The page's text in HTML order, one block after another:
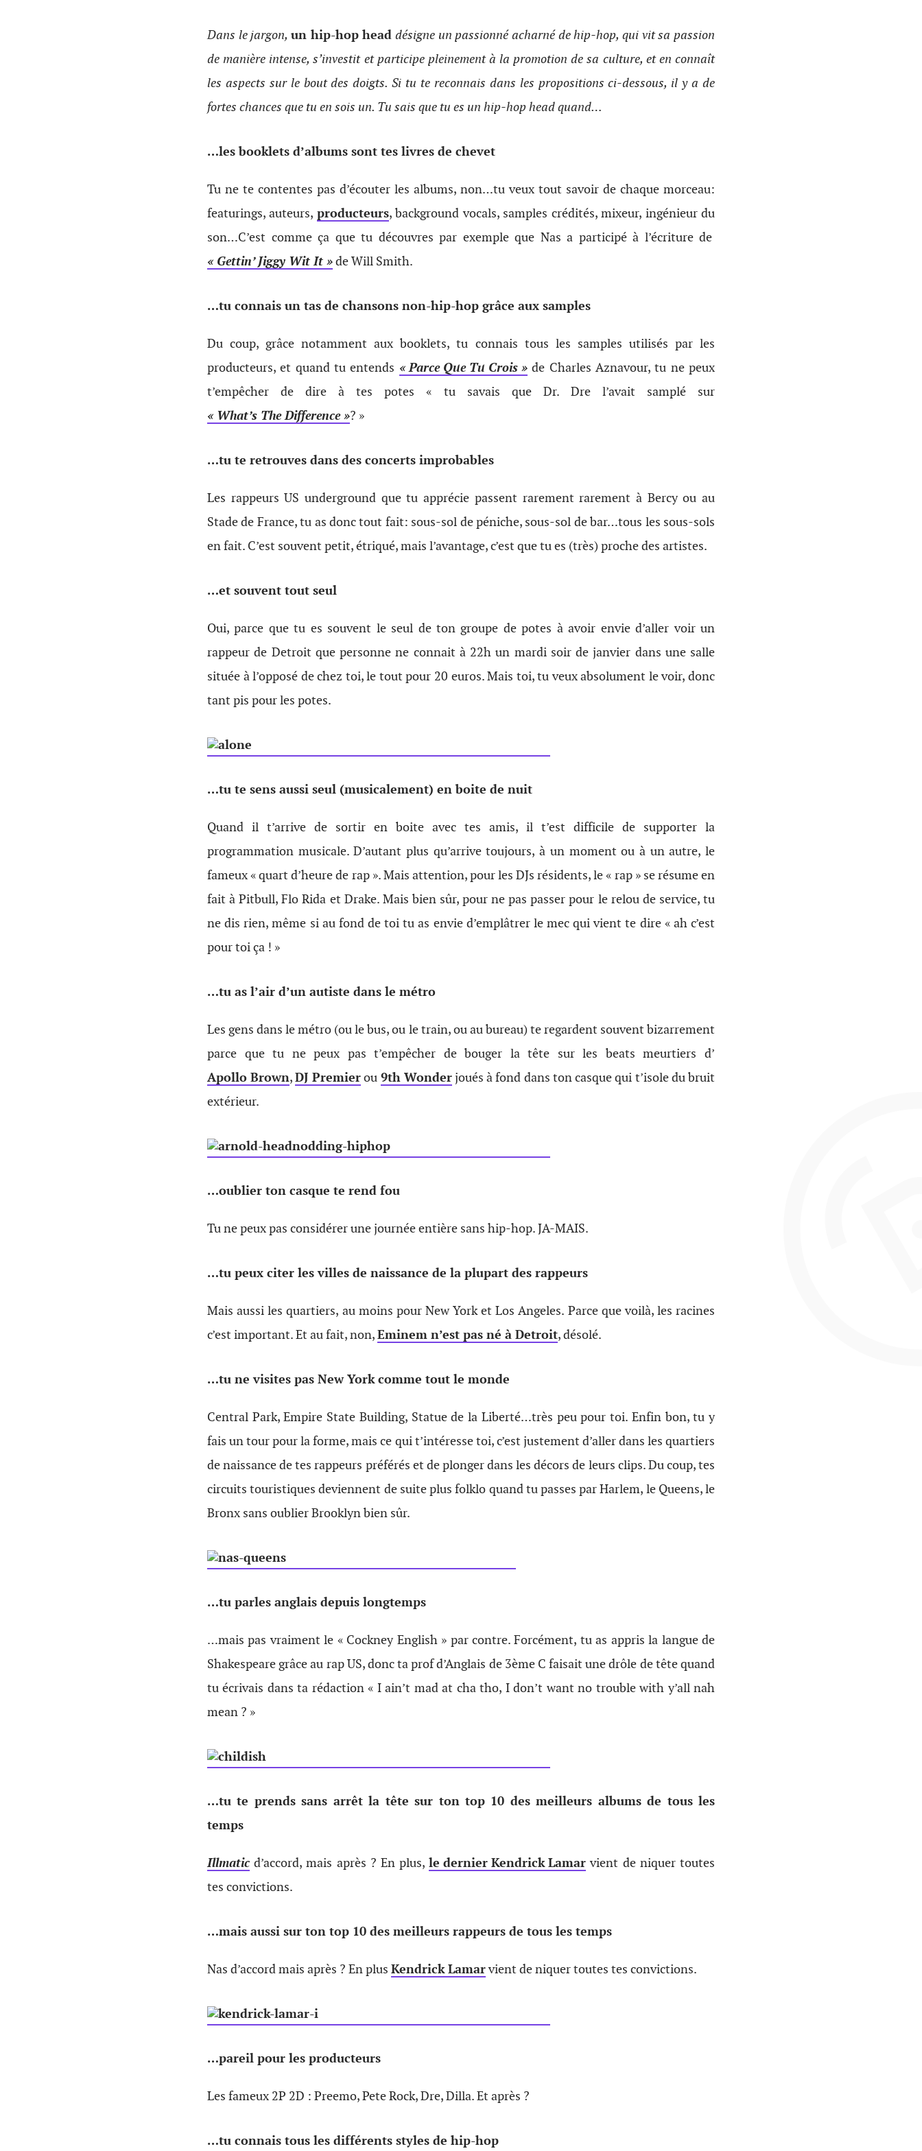
Dans le jargon, un hip-hop head désigne un passionné acharné de hip-hop, qui vit sa passion
de manière intense, s’investit et participe pleinement à la promotion de sa culture, et en connaît
les aspects sur le bout des doigts. Si tu te reconnais dans les propositions ci-dessous, il y a de
fortes chances que tu en sois un. Tu sais que tu es un hip-hop head quand…
…les booklets d’albums sont tes livres de chevet
Tu ne te contentes pas d’écouter les albums, non…tu veux tout savoir de chaque morceau:
featurings, auteurs, producteurs, background vocals, samples crédités, mixeur, ingénieur du
son…C’est comme ça que tu découvres par exemple que Nas a participé à l’écriture de
« Gettin’ Jiggy Wit It »de Will Smith.
…tu connais un tas de chansons non-hip-hop grâce aux samples
Du coup, grâce notamment aux booklets, tu connais tous les samples utilisés par les
producteurs, et quand tu entends « Parce Que Tu Crois »de Charles Aznavour, tu ne peux
t’empêcher de dire à tes potes « tu savais que Dr. Dre l’avait samplé sur
« What’s The Difference »? »
…tu te retrouves dans des concerts improbables
Les rappeurs US underground que tu apprécie passent rarement rarement à Bercy ou au
Stade de France, tu as donc tout fait: sous-sol de péniche, sous-sol de bar…tous les sous-sols
en fait. C’est souvent petit, étriqué, mais l’avantage, c’est que tu es (très) proche des artistes.
…et souvent tout seul
Oui, parce que tu es souvent le seul de ton groupe de potes à avoir envie d’aller voir un
rappeur de Detroit que personne ne connait à 22h un mardi soir de janvier dans une salle
située à l’opposé de chez toi, le tout pour 20 euros. Mais toi, tu veux absolument le voir, donc
tant pis pour les potes.
…tu te sens aussi seul (musicalement) en boite de nuit
Quand il t’arrive de sortir en boite avec tes amis, il t’est difficile de supporter la
programmation musicale. D’autant plus qu’arrive toujours, à un moment ou à un autre, le
fameux « quart d’heure de rap ». Mais attention, pour les DJs résidents, le « rap » se résume en
fait à Pitbull, Flo Rida et Drake. Mais bien sûr, pour ne pas passer pour le relou de service, tu
ne dis rien, même si au fond de toi tu as envie d’emplâtrer le mec qui vient te dire « ah c’est
pour toi ça ! »
…tu as l’air d’un autiste dans le métro
Les gens dans le métro (ou le bus, ou le train, ou au bureau) te regardent souvent bizarrement
parce que tu ne peux pas t’empêcher de bouger la tête sur les beats meurtiers d’
Apollo Brown,DJ Premierou 9th Wonderjoués à fond dans ton casque qui t’isole du bruit
extérieur.
…oublier ton casque te rend fou
Tu ne peux pas considérer une journée entière sans hip-hop. JA-MAIS.
…tu peux citer les villes de naissance de la plupart des rappeurs
Mais aussi les quartiers, au moins pour New York et Los Angeles. Parce que voilà, les racines
c’est important. Et au fait, non,Eminem n’est pas né à Detroit, désolé.
…tu ne visites pas New York comme tout le monde
Central Park, Empire State Building, Statue de la Liberté…très peu pour toi. Enfin bon, tu y
fais un tour pour la forme, mais ce qui t’intéresse toi, c’est justement d’aller dans les quartiers
de naissance de tes rappeurs préférés et de plonger dans les décors de leurs clips. Du coup, tes
circuits touristiques deviennent de suite plus folklo quand tu passes par Harlem, le Queens, le
Bronx sans oublier Brooklyn bien sûr.
…tu parles anglais depuis longtemps
…mais pas vraiment le « Cockney English » par contre. Forcément, tu as appris la langue de
Shakespeare grâce au rap US, donc ta prof d’Anglais de 3ème C faisait une drôle de tête quand
tu écrivais dans ta rédaction « I ain’t mad at cha tho, I don’t want no trouble with y’all nah
mean ? »
…tu te prends sans arrêt la tête sur ton top 10 des meilleurs albums de tous les
temps
Illmatic d’accord, mais après ? En plus,le dernier Kendrick Lamar vient de niquer toutes
tes convictions.
…mais aussi sur ton top 10 des meilleurs rappeurs de tous les temps
Nas d’accord mais après ? En plus Kendrick Lamarvient de niquer toutes tes convictions.
…pareil pour les producteurs
Les fameux 2P 2D : Preemo, Pete Rock, Dre, Dilla. Et après ?
…tu connais tous les différents styles de hip-hop